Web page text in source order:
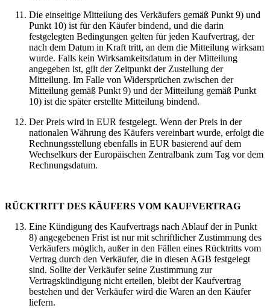
Die einseitige Mitteilung des Verkäufers gemäß Punkt 9) und
Punkt 10) ist für den Käufer bindend, und die darin
festgelegten Bedingungen gelten für jeden Kaufvertrag, der
nach dem Datum in Kraft tritt, an dem die Mitteilung wirksam
wurde. Falls kein Wirksamkeitsdatum in der Mitteilung
angegeben ist, gilt der Zeitpunkt der Zustellung der
Mitteilung. Im Falle von Widersprüchen zwischen der
Mitteilung gemäß Punkt 9) und der Mitteilung gemäß Punkt
10) ist die später erstellte Mitteilung bindend.
Der Preis wird in EUR festgelegt. Wenn der Preis in der
nationalen Währung des Käufers vereinbart wurde, erfolgt die
Rechnungsstellung ebenfalls in EUR basierend auf dem
Wechselkurs der Europäischen Zentralbank zum Tag vor dem
Rechnungsdatum.
RÜCKTRITT DES KÄUFERS VOM KAUFVERTRAG
Eine Kündigung des Kaufvertrags nach Ablauf der in Punkt
8) angegebenen Frist ist nur mit schriftlicher Zustimmung des
Verkäufers möglich, außer in den Fällen eines Rücktritts vom
Vertrag durch den Verkäufer, die in diesen AGB festgelegt
sind. Sollte der Verkäufer seine Zustimmung zur
Vertragskündigung nicht erteilen, bleibt der Kaufvertrag
bestehen und der Verkäufer wird die Waren an den Käufer
liefern.